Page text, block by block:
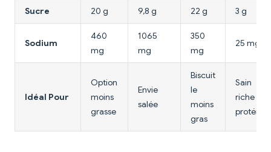
Sucre 20 g 9,8 g 22 g 3 g
Sodium
460
mg
1065
mg
350
mg
25 mg
Idéal Pour
Option
moins
grasse
Envie
salée
Biscuit
le
moins
gras
Sain
riche en
protéines